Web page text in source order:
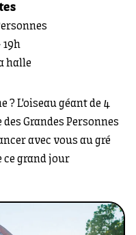
19h
halle
? L'oiseau géant de 4
Grandes Personnes
avec vous au gré
ce grand jour